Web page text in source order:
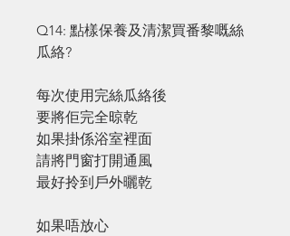
Q14: 點樣保養及清潔買番黎嘅絲
瓜絡?
每次使用完絲瓜絡後
要將佢完全晾乾
如果掛係浴室裡面
請將門窗打開通風
最好拎到戶外曬乾
如果唔放心